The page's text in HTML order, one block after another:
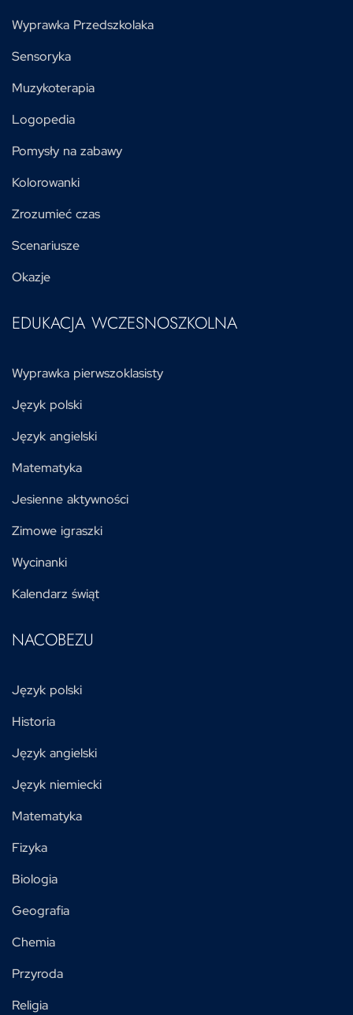
Wyprawka Przedszkolaka
Sensoryka
Muzykoterapia
Logopedia
Pomysły na zabawy
Kolorowanki
Zrozumieć czas
Scenariusze
Okazje
EDUKACJA WCZESNOSZKOLNA
Wyprawka pierwszoklasisty
Język polski
Język angielski
Matematyka
Jesienne aktywności
Zimowe igraszki
Wycinanki
Kalendarz świąt
NACOBEZU
Język polski
Historia
Język angielski
Język niemiecki
Matematyka
Fizyka
Biologia
Geografia
Chemia
Przyroda
Religia